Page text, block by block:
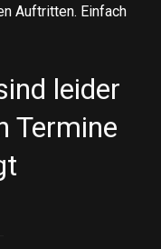
Auftritten. Einfach
leider
Termine